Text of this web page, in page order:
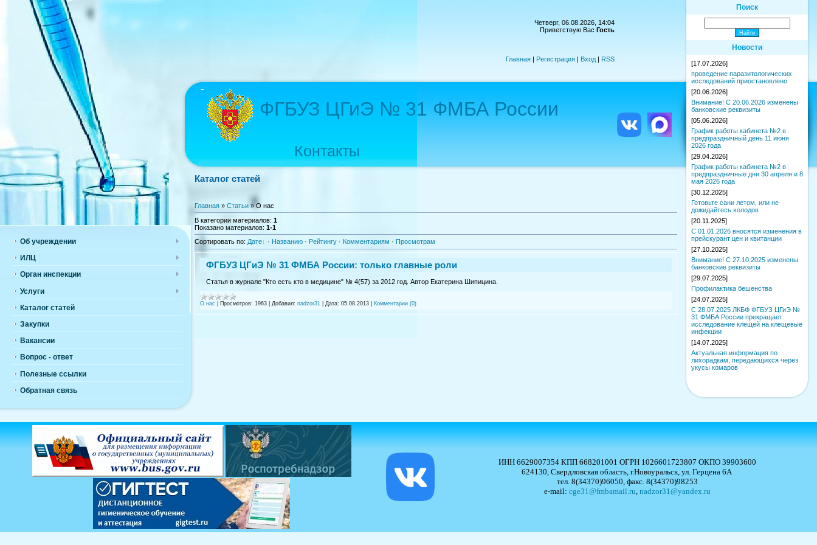
Об учреждении
ИЛЦ
Орган инспекции
Услуги
Каталог статей
Закупки
Вакансии
Вопрос - ответ
Полезные ссылки
Обратная связь
Четверг, 06.08.2026, 14:04
Приветствую Вас Гость
Главная | Регистрация | Вход | RSS
ФГБУЗ ЦГиЭ № 31 ФМБА России
Контакты
Каталог статей
Главная » Статьи » О нас
В категории материалов: 1
Показано материалов: 1-1
Сортировать по: Дате · Названию · Рейтингу · Комментариям · Просмотрам
ФГБУЗ ЦГиЭ № 31 ФМБА России: только главные роли
Статья в журнале "Кто есть кто в медицине" № 4(57) за 2012 год. Автор Екатерина Шипицина.
О нас Просмотров: 1963 Добавил: nadzor31 Дата: 05.08.2013 Комментарии (0)
Поиск
Новости
[17.07.2026]
проведение паразитологических
исследований приостановлено
[20.06.2026]
Внимание! С 20.06.2026 изменены
банковские реквизиты
[05.06.2026]
График работы кабинета №2 в
предпраздничный день 11 июня
2026 года
[29.04.2026]
График работы кабинета №2 в
предпраздничные дни 30 апреля и 8
мая 2026 года
[30.12.2025]
Готовьте сани летом, или не
дожидайтесь холодов
[20.11.2025]
С 01.01.2026 вносятся изменения в
прейскурант цен и квитанции
[27.10.2025]
Внимание! С 27.10.2025 изменены
банковские реквизиты
[29.07.2025]
Профилактика бешенства
[24.07.2025]
С 28.07.2025 ЛКБФ ФГБУЗ ЦГиЭ №
31 ФМБА России прекращает
исследование клещей на клещевые
инфекции
[14.07.2025]
Актуальная информация по
лихорадкам, передающихся через
укусы комаров
ИНН 6629007354 КПП 668201001 ОГРН 1026601723807 ОКПО 39903600
624130, Свердловская область, г.Новоуральск, ул. Герцена 6А
тел. 8(34370)96050, факс. 8(34370)98253
e-mail: cge31@fmbamail.ru, nadzor31@yandex.ru